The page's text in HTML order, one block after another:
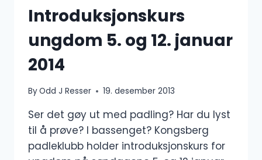
Introduksjonskurs
ungdom 5. og 12. januar
2014
ByOdd J Resser 19. desember 2013
Ser det gøy ut med padling? Har du lyst
til å prøve? I bassenget? Kongsberg
padleklubb holder introduksjonskurs for